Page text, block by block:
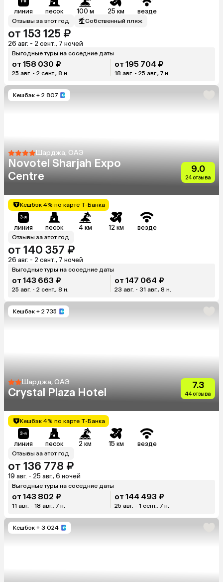
линия песок 100 м 25 км везде
Отзывы за этот год Собственный пляж
от 153 125 ₽
26 авг. - 2 сент., 7 ночей
Выгодные туры на соседние даты
от 158 030 ₽
25 авг. - 2 сент., 8 н.
от 195 704 ₽
18 авг. - 25 авг., 7 н.
Кешбэк + 2 807
Шарджа, ОАЭ
Novotel Sharjah Expo
Centre
9.0
24 отзыва
Кешбэк 4% по карте Т-Банка
линия песок 4 км 12 км везде
Отзывы за этот год
от 140 357 ₽
26 авг. - 2 сент., 7 ночей
Выгодные туры на соседние даты
от 143 663 ₽
25 авг. - 2 сент., 8 н.
от 147 064 ₽
23 авг. - 31 авг., 8 н.
Кешбэк + 2 735
Шарджа, ОАЭ
Crystal Plaza Hotel
7.3
44 отзыва
Кешбэк 4% по карте Т-Банка
линия песок 2 км 15 км везде
Отзывы за этот год
от 136 778 ₽
19 авг. - 25 авг., 6 ночей
Выгодные туры на соседние даты
от 143 802 ₽
11 авг. - 18 авг., 7 н.
от 144 493 ₽
25 авг. - 1 сент., 7 н.
Кешбэк + 3 024